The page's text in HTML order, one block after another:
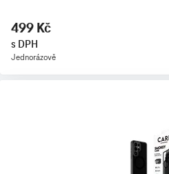
499 Kč
s DPH
Jednorázově